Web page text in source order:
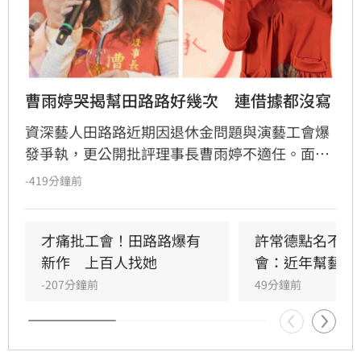
曹雨婷哭揭幫田路路好幾次　連借據都沒寫
資深藝人田路路近期因退休金問題與演藝工會爆
發爭執，更公開批評理事長曹雨婷不適任。面對
指控，曹雨婷日前發布聲明反擊，並在受訪時落
-419分鐘前
才痛批工會！田路路爆有
新作　上百人找她
-207分鐘前
許常德點名不透
會：近年幫藝人
49分鐘前